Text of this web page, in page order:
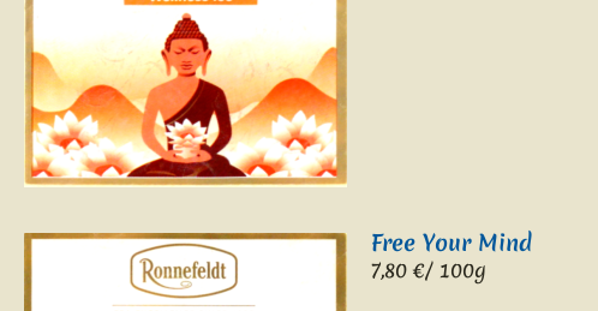
Free Your Mind
7,80€/ 100g